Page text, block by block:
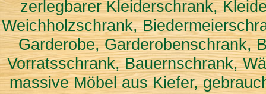
zerlegbarer Kleiderschrank,
Weichholzschrank,
Garderobe, Garderobenschrank,
Vorratsschrank, Bauernschrank,
massive Möbel aus Kiefer,